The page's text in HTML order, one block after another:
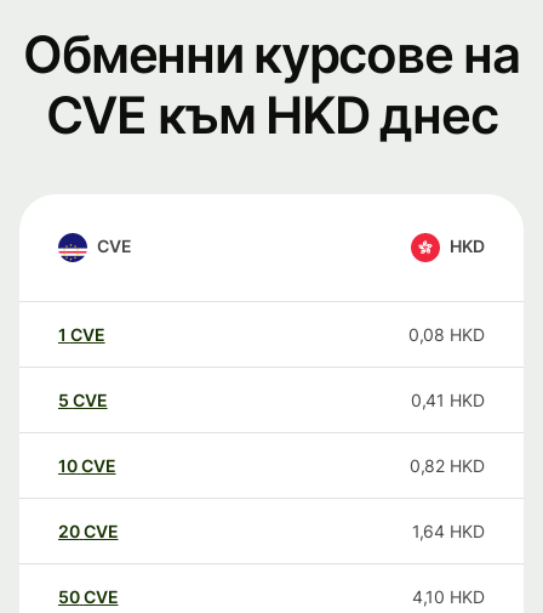
Обменни курсове на
CVE към HKD днес
CVE HKD
1 CVE 0,08 HKD
5 CVE 0,41 HKD
10CVE 0,82 HKD
20CVE 1,64 HKD
50CVE 4,10 HKD